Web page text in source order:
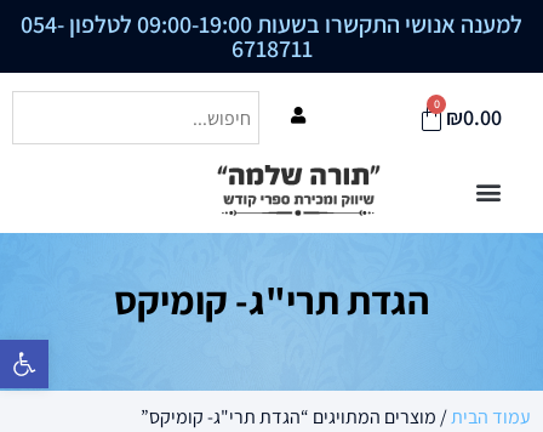
פתח סרגל
למענה אנושי התקשרו בשעות 09:00-19:00 לטלפון 054-
6718711
₪0.00
0
הגדת תרי"ג- קומיקס
עמוד הבית/ מוצרים המתויגים “הגדת תרי"ג- קומיקס”